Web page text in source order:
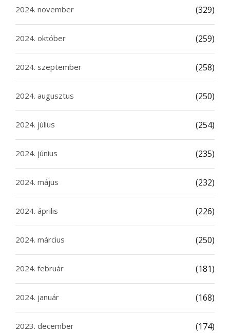
2024. november (329)
2024. október (259)
2024. szeptember (258)
2024. augusztus (250)
2024. július (254)
2024. június (235)
2024. május (232)
2024. április (226)
2024. március (250)
2024. február (181)
2024. január (168)
2023. december (174)